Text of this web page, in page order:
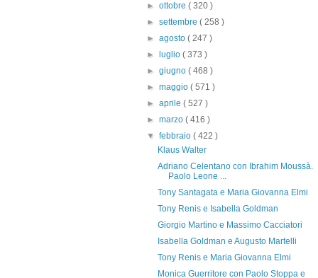
►ottobre( 320 )
►settembre( 258 )
►agosto( 247 )
►
luglio( 373 )
►giugno( 468 )
►maggio( 571 )
►aprile( 527 )
►marzo( 416 )
▼febbraio( 422 )
Klaus Walter
Adriano Celentano con Ibrahim Moussà.
Paolo Leone ...
Tony Santagata e Maria Giovanna Elmi
Tony Renis e Isabella Goldman
Giorgio Martino e Massimo Cacciatori
Isabella Goldman e Augusto Martelli
Tony Renis e Maria Giovanna Elmi
Monica Guerritore con Paolo Stoppa e